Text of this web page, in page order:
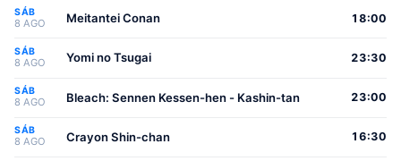
SÁB
8 AGO Meitantei Conan 18:00
SÁB
8 AGO Yomi no Tsugai 23:30
SÁB
8 AGO Bleach: Sennen Kessen-hen - Kashin-tan 23:00
SÁB
8 AGO Crayon Shin-chan 16:30